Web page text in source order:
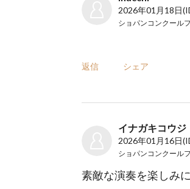
2026年01月18日
返信 シェア
イナガキコウジ
2026年01月16日
素敵な演奏を楽しみ